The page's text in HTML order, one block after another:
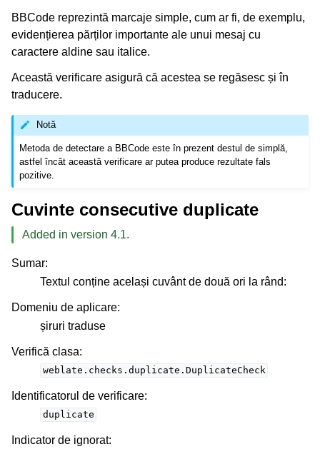
BBCode reprezintă marcaje simple, cum ar fi, de exemplu,
evidențierea părților importante ale unui mesaj cu
caractere aldine sau italice.
Această verificare asigură că acestea se regăsesc și în
traducere.
Notă
Metoda de detectare a BBCode este în prezent destul de simplă,
astfel încât această verificare ar putea produce rezultate fals
pozitive.
Cuvinte consecutive duplicate
Added in version 4.1.
Sumar:
Textul conține același cuvânt de două ori la rând:
Domeniu de aplicare:
șiruri traduse
Verifică clasa:
weblate.checks.duplicate.DuplicateCheck
Identificatorul de verificare:
duplicate
Indicator de ignorat: